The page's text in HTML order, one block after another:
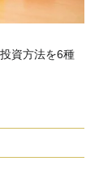
資方法を6種